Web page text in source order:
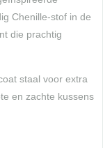
Chenille-stof in de
die prachtig
staal voor extra
en zachte kussens